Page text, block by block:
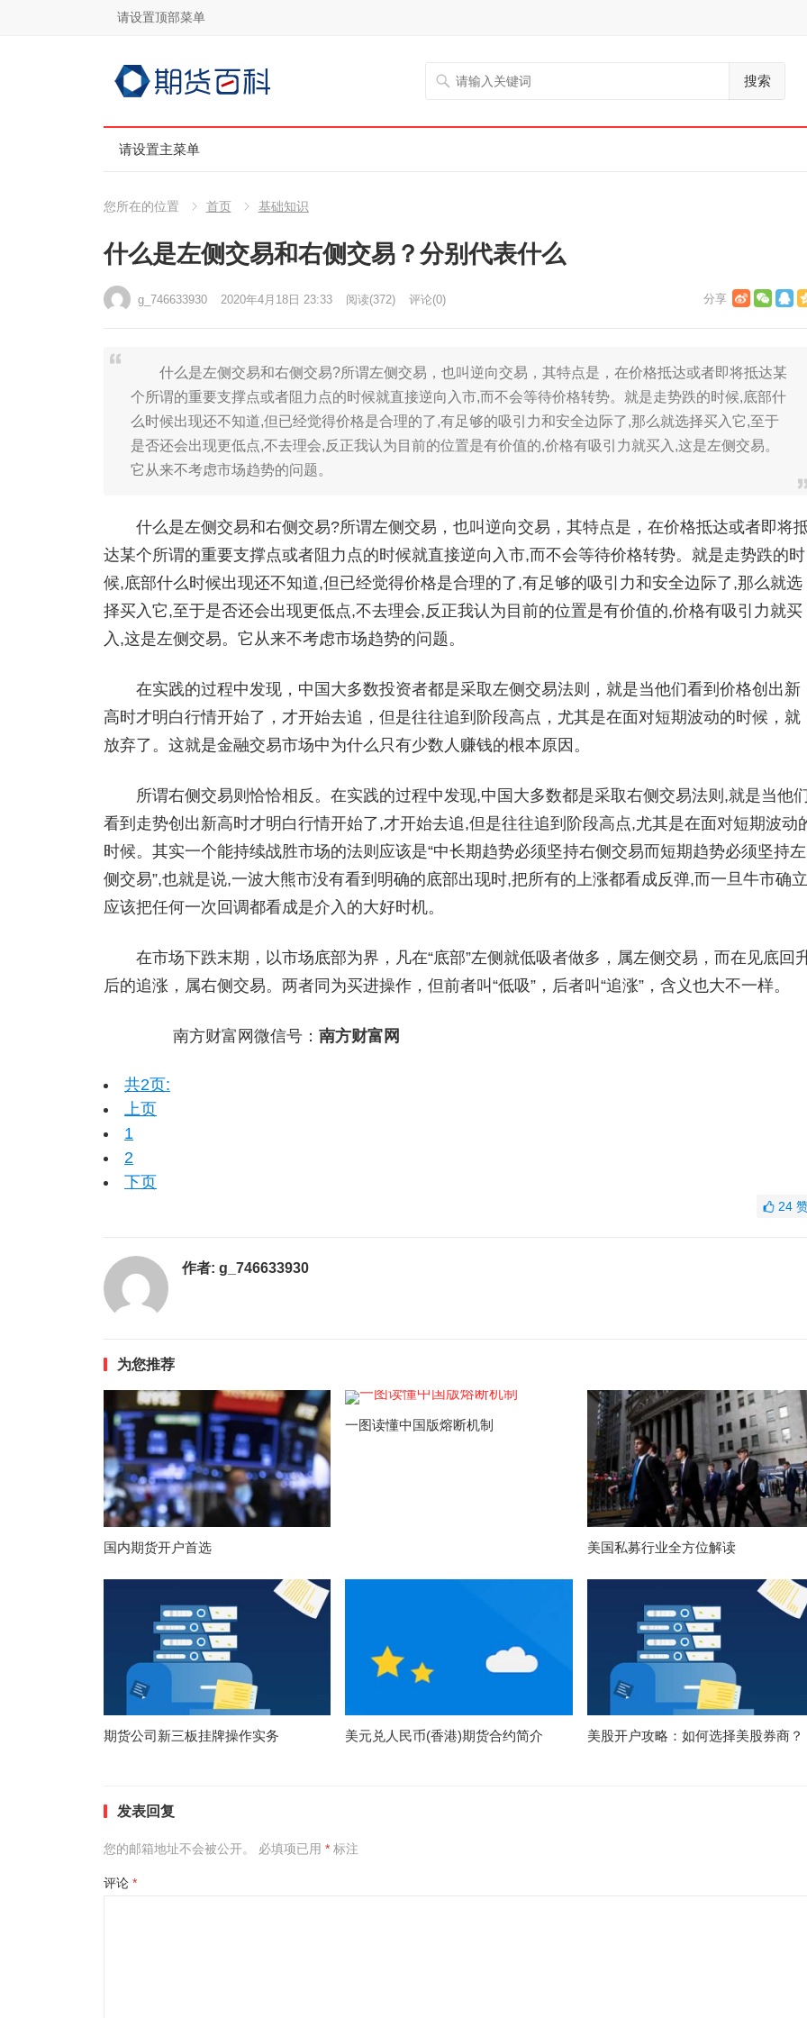
请设置顶部菜单
搜索
请设置主菜单
您所在的位置 首页 基础知识
什么是左侧交易和右侧交易？分别代表什么
g_746633930 2020年4月18日 23:33 阅读(372) 评论(0)
什么是左侧交易和右侧交易?所谓左侧交易，也叫逆向交易，其特点是，在价格抵达或者即将抵达某
个所谓的重要支撑点或者阻力点的时候就直接逆向入市,而不会等待价格转势。就是走势跌的时候,底部什
么时候出现还不知道,但已经觉得价格是合理的了,有足够的吸引力和安全边际了,那么就选择买入它,至于
是否还会出现更低点,不去理会,反正我认为目前的位置是有价值的,价格有吸引力就买入,这是左侧交易。
它从来不考虑市场趋势的问题。
什么是左侧交易和右侧交易?所谓左侧交易，也叫逆向交易，其特点是，在价格抵达或者即将
达某个所谓的重要支撑点或者阻力点的时候就直接逆向入市,而不会等待价格转势。就是走势跌的时
候,底部什么时候出现还不知道,但已经觉得价格是合理的了,有足够的吸引力和安全边际了,那么就选
择买入它,至于是否还会出现更低点,不去理会,反正我认为目前的位置是有价值的,价格有吸引力就买
入,这是左侧交易。它从来不考虑市场趋势的问题。
在实践的过程中发现，中国大多数投资者都是采取左侧交易法则，就是当他们看到价格创出新
高时才明白行情开始了，才开始去追，但是往往追到阶段高点，尤其是在面对短期波动的时候，就
放弃了。这就是金融交易市场中为什么只有少数人赚钱的根本原因。
所谓右侧交易则恰恰相反。在实践的过程中发现,中国大多数都是采取右侧交易法则,就是当他们
看到走势创出新高时才明白行情开始了,才开始去追,但是往往追到阶段高点,尤其是在面对短期波动
时候。其实一个能持续战胜市场的法则应该是“中长期趋势必须坚持右侧交易而短期趋势必须坚持左
侧交易”,也就是说,一波大熊市没有看到明确的底部出现时,把所有的上涨都看成反弹,而一旦牛市确
应该把任何一次回调都看成是介入的大好时机。
在市场下跌末期，以市场底部为界，凡在“底部”左侧就低吸者做多，属左侧交易，而在见底回
后的追涨，属右侧交易。两者同为买进操作，但前者叫“低吸”，后者叫“追涨”，含义也大不一样。
南方财富网微信号： 南方财富网
共2页:
上页
1
2
下页
24
作者: g_746633930
为您推荐
国内期货开户首选
一图读懂中国版熔断机制
美国私募行业全方位解读
期货公司新三板挂牌操作实务 美元兑人民币(香港)期货合约简介 美股开户攻略：如何选择美股券商？
发表回复
您的邮箱地址不会被公开。 必填项已用 *标注
评论 *